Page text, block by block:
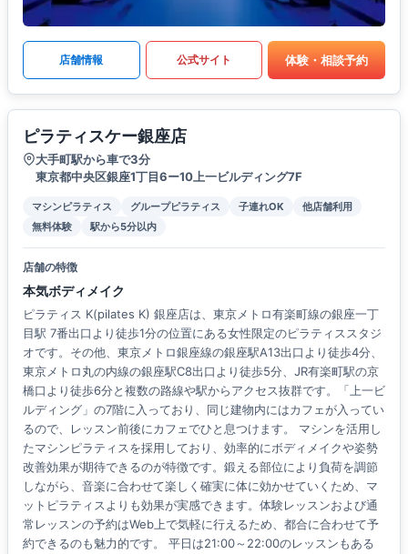
店舗情報 公式サイト 体験・相談予約
ピラティスケー銀座店
大手町駅から車で3分
東京都中央区銀座1丁目6ー10上一ビルディング7F
マシンピラティス グループピラティス 子連れOK
他店舗利用
無料体験
駅から5分以内
店舗の特徴
本気ボディメイク
ピラティス K(pilates K) 銀座店は、東京メトロ有楽町線の銀座一丁
目駅 7番出口より徒歩1分の位置にある女性限定のピラティススタジ
オです。その他、東京メトロ銀座線の銀座駅A13出口より徒歩4分、
東京メトロ丸の内線の銀座駅C8出口より徒歩5分、JR有楽町駅の京
橋口より徒歩6分と複数の路線や駅からアクセス抜群です。「上一ビ
ルディング」の7階に入っており、同じ建物内にはカフェが入ってい
るので、レッスン前後にカフェでひと息つけます。 マシンを活用し
たマシンピラティスを採用しており、効率的にボディメイクや姿勢
改善効果が期待できるのが特徴です。鍛える部位により負荷を調節
しながら、音楽に合わせて楽しく確実に体に効かせていくため、マ
ットピラティスよりも効果が実感できます。体験レッスンおよび通
常レッスンの予約はWeb上で気軽に行えるため、都合に合わせて予
約できるのも魅力的です。 平日は21:00～22:00のレッスンもある